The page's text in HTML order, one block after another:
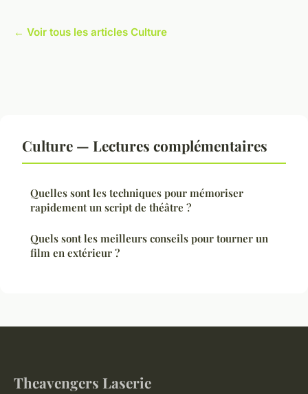
← Voir tous les articles Culture
Culture — Lectures complémentaires
Quelles sont les techniques pour mémoriser
rapidement un script de théâtre ?
Quels sont les meilleurs conseils pour tourner un
film en extérieur ?
Theavengers Laserie